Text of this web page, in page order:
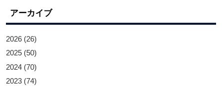
アーカイブ
2026 (26)
2025 (50)
2024 (70)
2023 (74)